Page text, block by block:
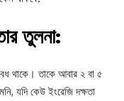
তুলনা:
থাকে। তাকে আবার ২ বা ৫
যদি কেউ ইংরেজি দক্ষতা